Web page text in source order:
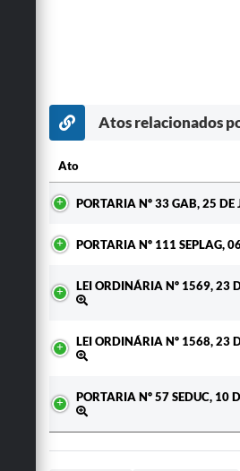
Atos relacionados
Ato
PORTARIA Nº 33 GAB, 25 DE
PORTARIA Nº 111 SEPLAG,
LEI ORDINÁRIA Nº 1569, 23
LEI ORDINÁRIA Nº 1568, 23
PORTARIA Nº 57 SEDUC, 10